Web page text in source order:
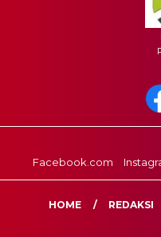
Facebook.com
HOME REDAKSI